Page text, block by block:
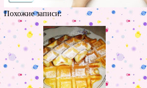
Похожие записи: